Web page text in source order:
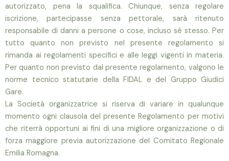
autorizzato, pena la squalifica. Chiunque,
senza regolare
iscrizione, partecipasse senza pettorale, sarà ritenuto
responsabile di danni a persone o cose, incluso sé stesso. Per
tutto quanto non previsto nel presente regolamento si
rimanda ai regolamenti specifici e alle leggi vigenti in materia.
Per quanto non previsto dal presente regolamento, valgono le
norme tecnico statutarie della FIDAL e del Gruppo Giudici
Gare.
La Società organizzatrice si riserva di variare in qualunque
momento ogni clausola del presente Regolamento per motivi
che riterrà opportuni ai fini di una migliore organizzazione o di
forza maggiore previa autorizzazione del Comitato Regionale
Emilia Romagna.